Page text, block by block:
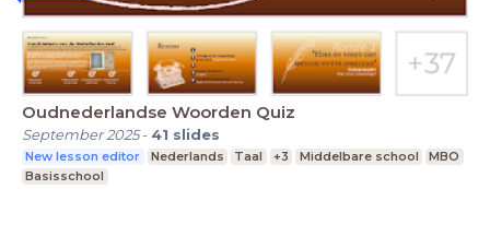
Oudnederlandse Woorden Quiz
September 2025- 41 slides
New lesson editor Nederlands Taal +3 Middelbare school
MBO
Basisschool